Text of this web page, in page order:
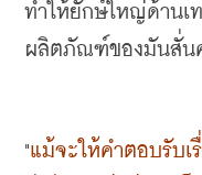
ทำให้ยักษ์ใหญ่ด้านเ
ผลิตภัณฑ์ของมันสั่น
"แม้จะให้คำตอบรับเ